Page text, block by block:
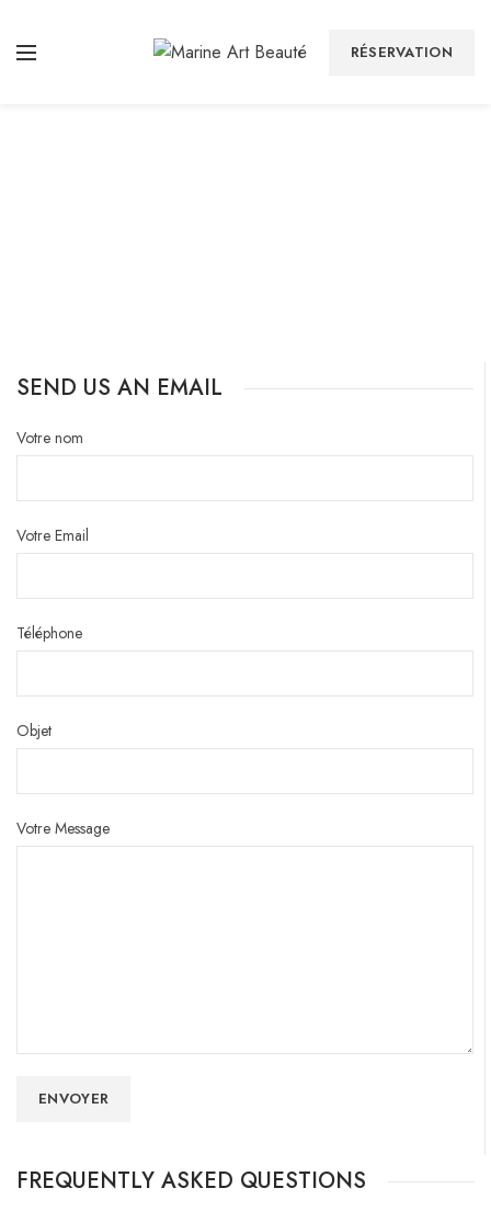
RÉSERVATION
SEND US AN EMAIL
Votre nom
Votre Email
Téléphone
Objet
Votre Message
FREQUENTLY ASKED QUESTIONS